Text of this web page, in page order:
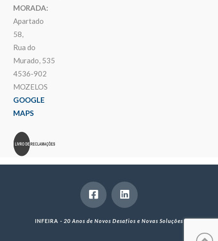
MORADA:
Apartado
58,
Rua do
Murado, 535
4536-902
MOZELOS
GOOGLE
MAPS
INFEIRA - 20 Anos de Novos Desafios e Novas Soluções